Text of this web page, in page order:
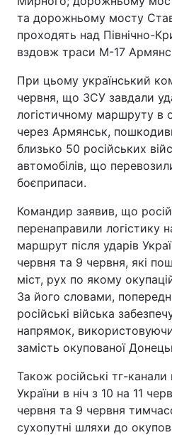
та дорожньому мосту
проходять над Північно-
вздовж траси М-17
При цьому український
червня, що ЗСУ завдали
логістичному маршруту в
через Армянськ,
близько 50 російських
автомобілів, що
боєприпаси.
Командир заявив, що
перенаправили логістику
маршрут після ударів
червня та 9 червня, які
міст, рух по якому
За його словами,
російські війська
напрямок,
замість окупованої
Також російські тг-
України в ніч з 10 на 11
червня та 9 червня
сухопутні шляхи до